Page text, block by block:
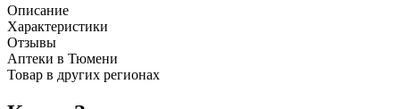
Описание
Характеристики
Отзывы
Аптеки в Тюмени
Товар в других регионах